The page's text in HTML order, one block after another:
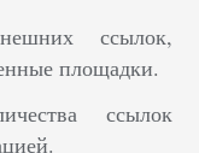
ссылок,
площадки.
ссылок